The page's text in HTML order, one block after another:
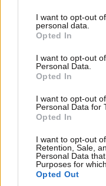
not limited to your visit
grant or deny consent
use your data for
consent section.
I want to opt-out
personal data.
Opted In
I want to opt-out
Personal Data.
Opted In
I want to opt-out
Personal Data for
Opted In
I want to opt-out
Retention, Sale,
Personal Data
Purposes for
Opted Out
ΣΧΌΛΙΑ
ΠΡΟΣΘΕΣΤΕ ΤΟ